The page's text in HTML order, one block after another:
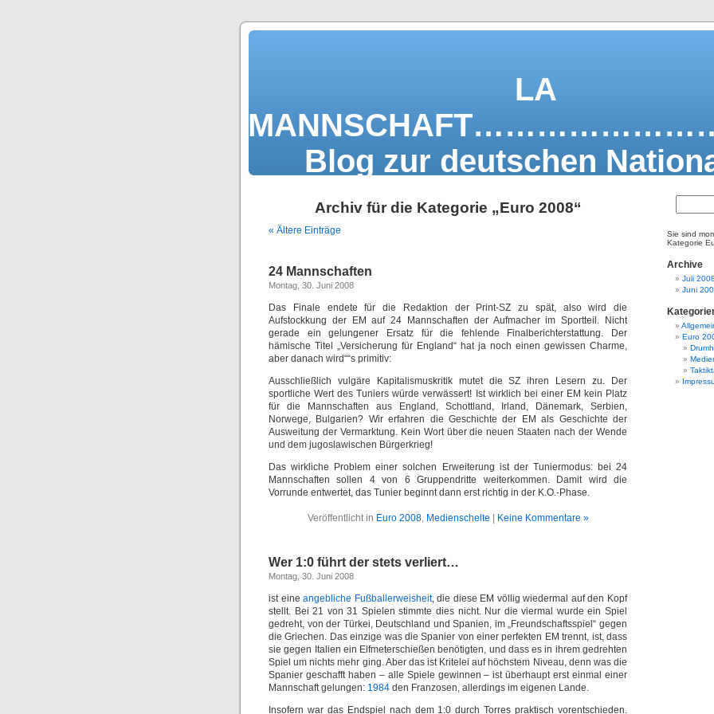
LA
Blog zur deutschen
Archiv für die Kategorie „Euro 2008“
« Ältere Einträge
24 Mannschaften
Montag, 30. Juni 2008
Das Finale endete für die Redaktion der Print-SZ zu spät, also wird die
Aufstockkung der EM auf 24 Mannschaften der Aufmacher im Sportteil. Nicht
gerade ein gelungener Ersatz für die fehlende Finalberichterstattung. Der
hämische Titel „Versicherung für England“ hat ja noch einen gewissen Charme,
aber danach wird““s primitiv:
Ausschließlich vulgäre Kapitalismuskritik mutet die SZ ihren Lesern zu. Der
sportliche Wert des Tuniers würde verwässert! Ist wirklich bei einer EM kein Platz
für die Mannschaften aus England, Schottland, Irland, Dänemark, Serbien,
Norwege, Bulgarien? Wir erfahren die Geschichte der EM als Geschichte der
Ausweitung der Vermarktung. Kein Wort über die neuen Staaten nach der Wende
und dem jugoslawischen Bürgerkrieg!
Das wirkliche Problem einer solchen Erweiterung ist der Tuniermodus: bei 24
Mannschaften sollen 4 von 6 Gruppendritte weiterkommen. Damit wird die
Vorrunde entwertet, das Tunier beginnt dann erst richtig in der K.O.-Phase.
Veröffentlicht in Euro 2008, Medienschelte Keine Kommentare »
Wer 1:0 führt der stets verliert…
Montag, 30. Juni 2008
ist eine angebliche Fußballerweisheit, die diese EM völlig wiedermal auf den Kopf
stellt. Bei 21 von 31 Spielen stimmte dies nicht. Nur die viermal wurde ein Spiel
gedreht, von der Türkei, Deutschland und Spanien, im „Freundschaftsspiel“ gegen
die Griechen. Das einzige was die Spanier von einer perfekten EM trennt, ist, dass
sie gegen Italien ein Elfmeterschießen benötigten, und dass es in ihrem gedrehten
Spiel um nichts mehr ging. Aber das ist Kritelei auf höchstem Niveau, denn was die
Spanier geschafft haben – alle Spiele gewinnen – ist überhaupt erst einmal einer
Mannschaft gelungen: 1984 den Franzosen, allerdings im eigenen Lande.
Insofern war das Endspiel nach dem 1:0 durch Torres praktisch vorentschieden.
Sie sind
Kategorie
Archive
Juli 2008
Juni
Euro